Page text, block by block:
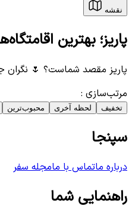
نقشه
پاریز؛ بهترین
پاریز مقصد شماست؟ 🌷 نگران
مرتب‌سازی :
تخفیف لحظه آخری محبوب‌ترین
سپنجا
درباره ماتماس با مامجله سفر
راهنمایی شما